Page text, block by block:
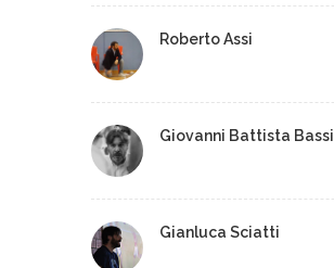
Roberto Assi
Giovanni Battista Bassi
Gianluca Sciatti